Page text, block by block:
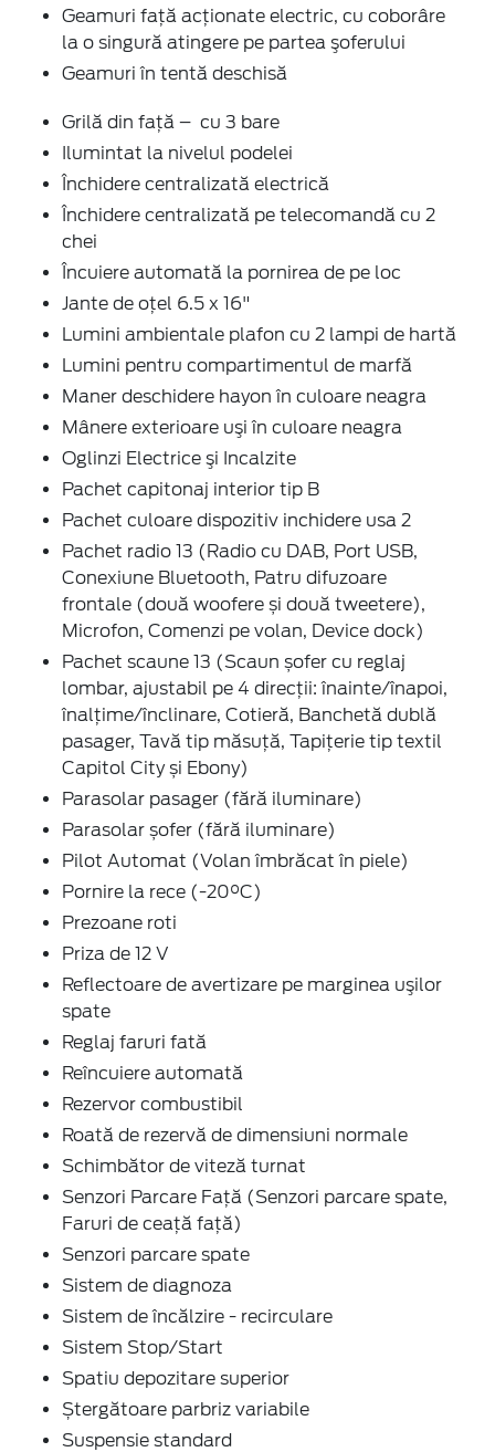
Geamuri faţă acţionate electric, cu coborâre
la o singură atingere pe partea şoferului
Geamuri în tentă deschisă
Grilă din față – cu 3 bare
Ilumintat la nivelul podelei
Închidere centralizată electrică
Închidere centralizată pe telecomandă cu 2
chei
Încuiere automată la pornirea de pe loc
Jante de oţel 6.5 x 16"
Lumini ambientale plafon cu 2 lampi de hartă
Lumini pentru compartimentul de marfă
Maner deschidere hayon în culoare neagra
Mânere exterioare uşi în culoare neagra
Oglinzi Electrice şi Incalzite
Pachet capitonaj interior tip B
Pachet culoare dispozitiv inchidere usa 2
Pachet radio 13 (Radio cu DAB, Port USB,
Conexiune Bluetooth, Patru difuzoare
frontale (două woofere și două tweetere),
Microfon, Comenzi pe volan, Device dock)
Pachet scaune 13 (Scaun șofer cu reglaj
lombar, ajustabil pe 4 direcții: înainte/înapoi,
înalțime/înclinare, Cotieră, Banchetă dublă
pasager, Tavă tip măsuță, Tapițerie tip textil
Capitol City și Ebony)
Parasolar pasager (fără iluminare)
Parasolar șofer (fără iluminare)
Pilot Automat (Volan îmbrăcat în piele)
Pornire la rece (-20°C)
Prezoane roti
Priza de 12 V
Reflectoare de avertizare pe marginea uşilor
spate
Reglaj faruri fată
Reîncuiere automată
Rezervor combustibil
Roată de rezervă de dimensiuni normale
Schimbător de viteză turnat
Senzori Parcare Faţă (Senzori parcare spate,
Faruri de ceaţă faţă)
Senzori parcare spate
Sistem de diagnoza
Sistem de încălzire - recirculare
Sistem Stop/Start
Spatiu depozitare superior
Ștergătoare parbriz variabile
Suspensie standard